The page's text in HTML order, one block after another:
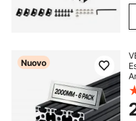
Nuovo